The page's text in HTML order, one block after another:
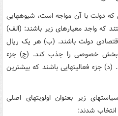
که دولت با آن مواجه است، شیوه­هایی
که واجد معیارهای زیر باشند: (الف)
دولت باشند. (ب) هر یک ریال
بخش خصوصی را جذب کند. (ج) جزء
(د) جزء فعالیتهایی باشند که بیشترین
زیر بعنوان اولویت­های اصلی
شدند: